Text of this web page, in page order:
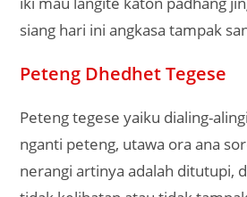
siang hari ini angkasa tampak
Peteng Dhedhet Tegese
Peteng tegese yaiku dialing-
nganti peteng, utawa ora ana
nerangi artinya adalah ditutupi,